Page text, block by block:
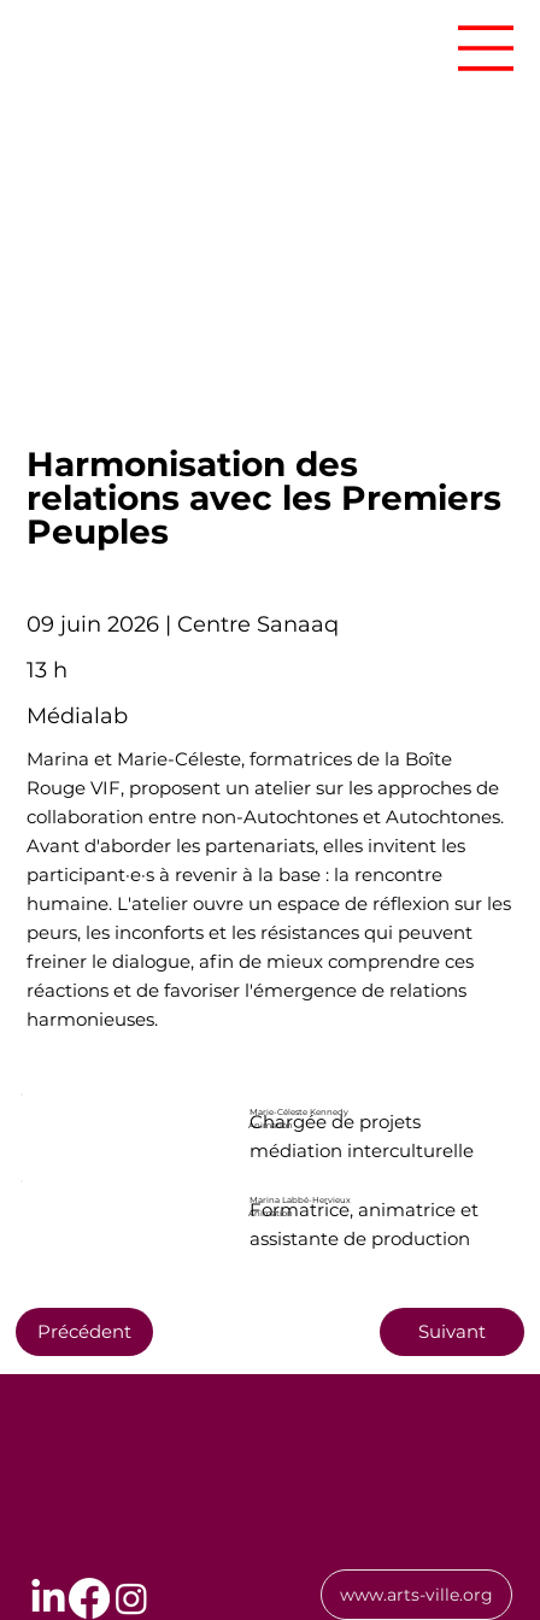
Harmonisation des
relations avec les Premiers
Peuples
09 juin 2026 | Centre Sanaaq
13 h
Médialab
Marina et Marie-Céleste, formatrices de la Boîte
Rouge VIF, proposent un atelier sur les approches de
collaboration entre non-Autochtones et Autochtones.
Avant d'aborder les partenariats, elles invitent les
participant·e·s à revenir à la base : la rencontre
humaine. L'atelier ouvre un espace de réflexion sur les
peurs, les inconforts et les résistances qui peuvent
freiner le dialogue, afin de mieux comprendre ces
réactions et de favoriser l'émergence de relations
harmonieuses.
Marie-Céleste Kennedy
Animation
Chargée de projets
médiation interculturelle
Marina Labbé-Hervieux
Animation
Formatrice, animatrice et
assistante de production
Précédent Suivant
www.arts-ville.org